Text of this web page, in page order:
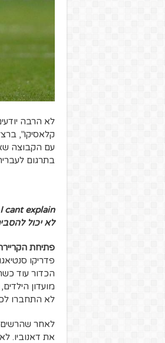
לא הרבה
קלאסיקו",
בתרגום
cant explain
לא יכול
פתיחת
הכדור עוד
לא התחברו
לאחר שהרשים
את דאנוביו.